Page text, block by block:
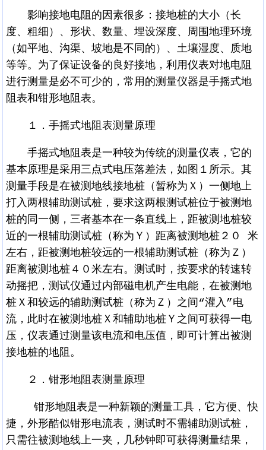
影响接地电阻的因素很多：接地桩的大小（长
度、粗细）、形状、数量、埋设深度、周围地理环境
（如平地、沟渠、坡地是不同的）、土壤湿度、质地
等等。为了保证设备的良好接地，利用仪表对地电阻
进行测量是必不可少的，常用的测量仪器是手摇式地
阻表和钳形地阻表。
１．手摇式地阻表测量原理
手摇式地阻表是一种较为传统的测量仪表，它的
基本原理是采用三点式电压落差法，如图１所示。其
测量手段是在被测地线接地桩（暂称为Ｘ）一侧地上
打入两根辅助测试桩，要求这两根测试桩位于被测地
桩的同一侧，三者基本在一条直线上，距被测地桩较
近的一根辅助测试桩（称为Ｙ）距离被测地桩２０ 米
左右，距被测地桩较远的一根辅助测试桩（称为Ｚ）
距离被测地桩４０米左右。测试时，按要求的转速转
动摇把，测试仪通过内部磁电机产生电能，在被测地
桩Ｘ和较远的辅助测试桩（称为Ｚ）之间“灌入”电
流，此时在被测地桩Ｘ和辅助地桩Ｙ之间可获得一电
压，仪表通过测量该电流和电压值，即可计算出被测
接地桩的地阻。
２．钳形地阻表测量原理
钳形地阻表是一种新颖的测量工具，它方便、快
捷，外形酷似钳形电流表，测试时不需辅助测试桩，
只需往被测地线上一夹，几秒钟即可获得测量结果，